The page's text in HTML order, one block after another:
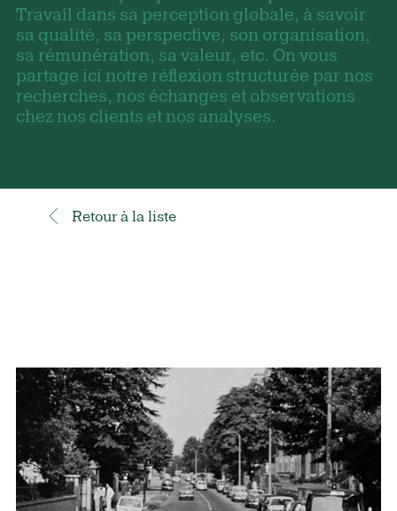
Travail dans sa perception globale, à savoir
sa qualité, sa perspective, son organisation,
sa rémunération, sa valeur, etc. On vous
partage ici notre réflexion structurée par nos
recherches, nos échanges et observations
chez nos clients et nos analyses.
Retour à la liste